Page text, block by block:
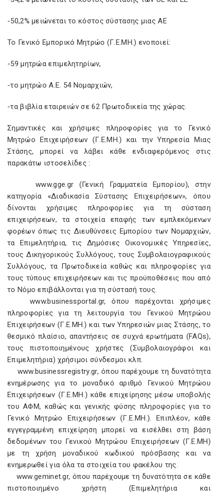
-50,2% μειώνεται το κόστος σύστασης μιας ΑΕ
Το Γενικό Εμπορικό Μητρώο (Γ.Ε.ΜΗ.) ενοποιεί:
-59 μητρώα επιμελητηρίων,
-το μητρώο Α.Ε. 54 Νομαρχιών,
-τα βιβλία εταιρειών σε 62 Πρωτοδικεία της χώρας.
Σημαντικές και χρήσιμες πληροφορίες για το Γενικό
Μητρώο Επιχειρήσεων (Γ.Ε.ΜΗ.) και την Υπηρεσία Μιας
Στάσης, μπορεί να λάβει κάθε ενδιαφερόμενος στις
παρακάτω ιστοσελίδες :
www.gge.gr (Γενική Γραμματεία Εμπορίου), στην
κατηγορία «Διαδικασία Σύστασης Επιχειρήσεων», όπου
δίνονται χρήσιμες πληροφορίες για τη σύσταση
επιχειρήσεων, τα στοιχεία επαφής των εμπλεκόμενων
φορέων όπως τις Διευθύνσεις Εμπορίου των Νομαρχιών,
τα Επιμελητήρια, τις Δημόσιες Οικονομικές Υπηρεσίες,
τους Δικηγορικούς Συλλόγους, τους Συμβολαιογραφικούς
Συλλόγους, τα Πρωτοδικεία καθώς και πληροφορίες για
τους τύπους επιχειρήσεων και τις προϋποθέσεις που από
το Νόμο επιβάλλονται για τη σύστασή τους.
www.businessportal.gr, όπου παρέχονται χρήσιμες
πληροφορίες για τη λειτουργία του Γενικού Μητρώου
Επιχειρήσεων (Γ.Ε.ΜΗ.) και των Υπηρεσιών μιας Στάσης, το
θεσμικό πλαίσιο, απαντήσεις σε συχνά ερωτήματα (FAQs),
τους πιστοποιημένους χρήστες (Συμβολαιογράφοι και
Επιμελητήρια) χρήσιμοι σύνδεσμοι κλπ.
www.businessregistry.gr, όπου παρέχουμε τη δυνατότητα
ενημέρωσης για το μοναδικό αριθμό Γενικού Μητρώου
Επιχειρήσεων (Γ.Ε.ΜΗ.) κάθε επιχείρησης μέσω υποβολής
του ΑΦΜ, καθώς και γενικής φύσης πληροφορίες για το
Γενικό Μητρώο Επιχειρήσεων (Γ.Ε.ΜΗ.). Επιπλέον, κάθε
εγγεγραμμένη επιχείρηση μπορεί να εισέλθει στη βάση
δεδομένων του Γενικού Μητρώου Επιχειρήσεων (Γ.Ε.ΜΗ)
με τη χρήση μοναδικού κωδικού πρόσβασης και να
ενημερωθεί για όλα τα στοιχεία του φακέλου της.
www.geminet.gr, όπου παρέχουμε τη δυνατότητα σε κάθε
πιστοποιημένο χρήστη (Επιμελητήρια και